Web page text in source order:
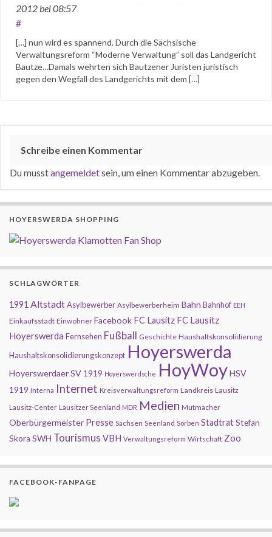
2012bei 08:57
#
[…] nun wird es spannend. Durch die Sächsische
Verwaltungsreform “Moderne Verwaltung” soll das Landgericht
Bautze…Damals wehrten sich Bautzener Juristen juristisch
gegen den Wegfall des Landgerichts mit dem […]
Schreibe einen Kommentar
Du musstangemeldetsein, um einen Kommentar abzugeben.
HOYERSWERDA SHOPPING
SCHLAGWÖRTER
1991 AltstadtAsylbewerber Asylbewerberheim Bahn Bahnhof EEH
Einkaufsstadt Einwohner Facebook FC Lausitz FC Lausitz
Hoyerswerda Fernsehen Fußball Geschichte Haushaltskonsolidierung
Haushaltskonsolidierungskonzept Hoyerswerda
Hoyerswerdaer SV 1919 Hoyerswerdsche HoyWoyHSV
1919 Interna Internet Kreisverwaltungsreform Landkreis Lausitz
Lausitz-Center Lausitzer Seenland MDR Medien Mutmacher
Oberbürgermeister Presse Sachsen Seenland Sorben StadtratStefan
Skora SWH Tourismus VBH Verwaltungsreform Wirtschaft Zoo
FACEBOOK-FANPAGE